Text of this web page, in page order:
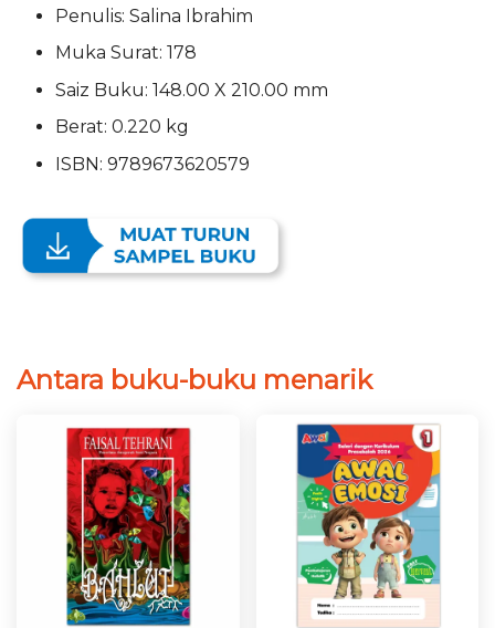
Penulis: Salina Ibrahim
Muka Surat: 178
Saiz Buku: 148.00 X 210.00 mm
Berat: 0.220 kg
ISBN: 9789673620579
Antara buku-buku menarik